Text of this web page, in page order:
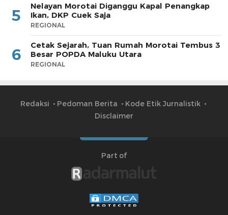
5
Nelayan Morotai Diganggu Kapal Penangkap
Ikan, DKP Cuek Saja
REGIONAL
6
Cetak Sejarah, Tuan Rumah Morotai Tembus 3
Besar POPDA Maluku Utara
REGIONAL
Redaksi Pedoman Berita
Kode Etik Jurnalistik
Disclaimer
Part of